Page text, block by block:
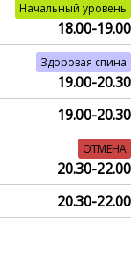
Начальный уровень
18.00-19.00
Здоровая спина
19.00-20.30
19.00-20.30
ОТМЕНА
20.30-22.00
20.30-22.00